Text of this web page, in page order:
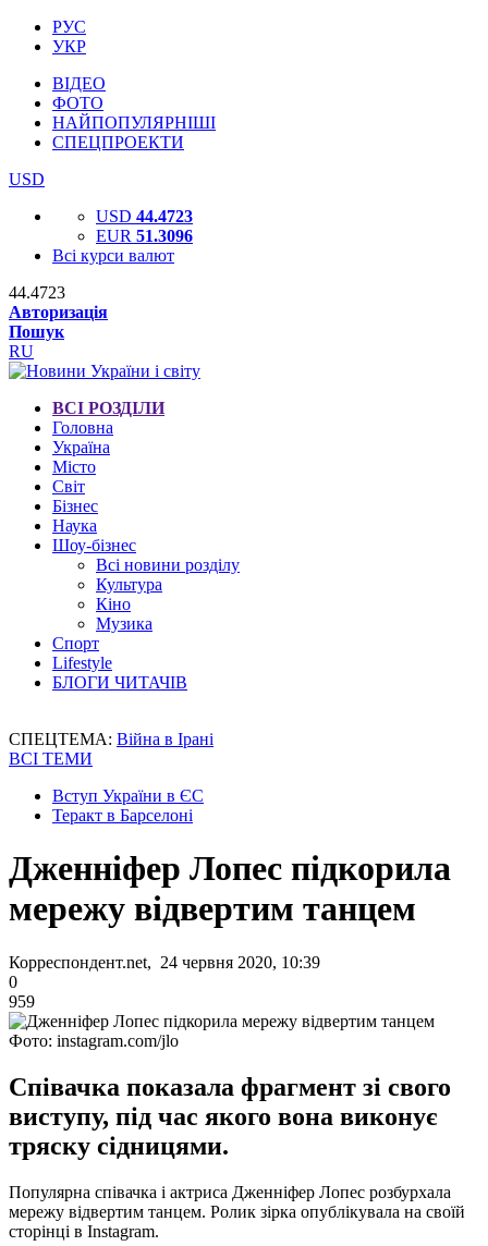
РУС
УКР
ВІДЕО
ФОТО
НАЙПОПУЛЯРНІШІ
СПЕЦПРОЕКТИ
USD
USD 44.4723
EUR 51.3096
Всі курси валют
44.4723
Авторизація
Пошук
RU
ВСІ РОЗДІЛИ
Головна
Україна
Місто
Світ
Бізнес
Наука
Шоу-бізнес
Всі новини розділу
Культура
Кіно
Музика
Спорт
Lifestyle
БЛОГИ ЧИТАЧІВ
СПЕЦТЕМА: Війна в Ірані
ВСІ ТЕМИ
Вступ України в ЄС
Теракт в Барселоні
Дженніфер Лопес підкорила
мережу відвертим танцем
Корреспондент.net, 24 червня 2020, 10:39
0
959
Фото: instagram.com/jlo
Співачка показала фрагмент зі свого
виступу, під час якого вона виконує
тряску сідницями.
Популярна співачка і актриса Дженніфер Лопес розбурхала
мережу відвертим танцем. Ролик зірка опублікувала на своїй
сторінці в Instagram.